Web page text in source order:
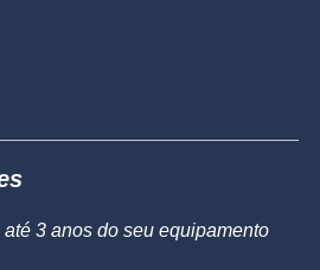
3 anos do seu equipamento